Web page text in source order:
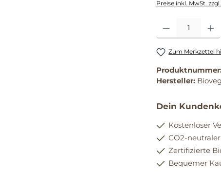
Preise inkl. MwSt.
Produkt Anzahl: Gib
Zum Merkzettel
Hersteller:
Dein
Kostenloser
CO2-
Zertifizierte
Bequemer